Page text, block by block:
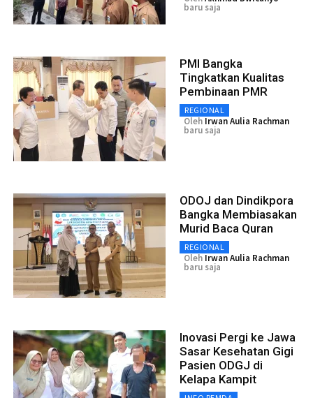
baru saja
PMI Bangka
Tingkatkan Kualitas
Pembinaan PMR
REGIONAL
Oleh Irwan Aulia Rachman
baru saja
ODOJ dan Dindikpora
Bangka Membiasakan
Murid Baca Quran
REGIONAL
Oleh Irwan Aulia Rachman
baru saja
Inovasi Pergi ke Jawa
Sasar Kesehatan Gigi
Pasien ODGJ di
Kelapa Kampit